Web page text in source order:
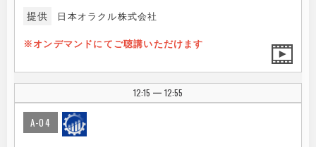
提供 日本オラクル株式会社
※オンデマンドにてご聴講いただけます
12:15 | 12:55
A-04